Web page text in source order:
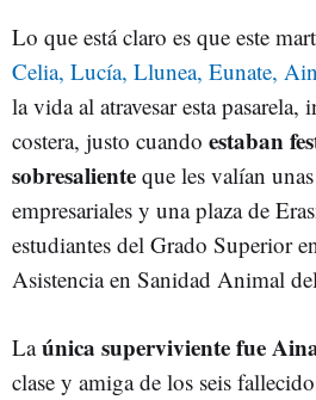
Lo que está claro es que este
Celia, Lucía, Llunea, Eunate,
la vida al atravesar esta pasarela,
costera, justo cuando estaban
sobresaliente que les valían
empresariales y una plaza de
estudiantes del Grado Superior
Asistencia en Sanidad Animal
Laúnica superviviente fue
clase y amiga de los seis